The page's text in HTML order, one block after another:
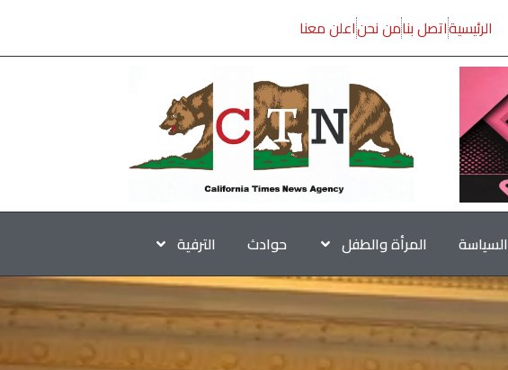
الرئيسيةاتصل بنامن نحناعلن معنا
السياسة المرأة والطفل حوادث الترفية